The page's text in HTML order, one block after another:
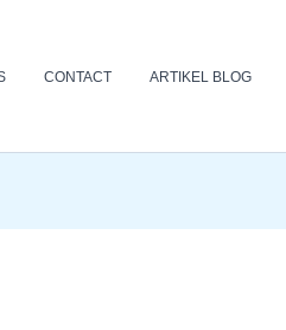
CONTACT ARTIKEL BLOG